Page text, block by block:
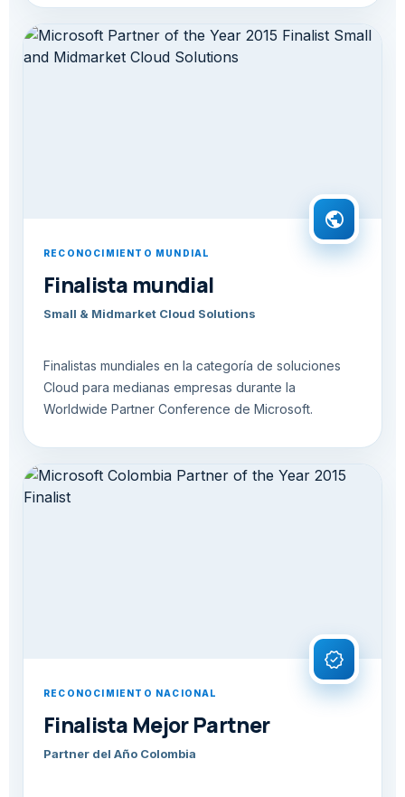
public
RECONOCIMIENTO MUNDIAL
Finalista mundial
Small & Midmarket Cloud Solutions
Finalistas mundiales en la categoría de soluciones
Cloud para medianas empresas durante la
Worldwide Partner Conference de Microsoft.
verified
RECONOCIMIENTO NACIONAL
Finalista Mejor Partner
Partner del Año Colombia